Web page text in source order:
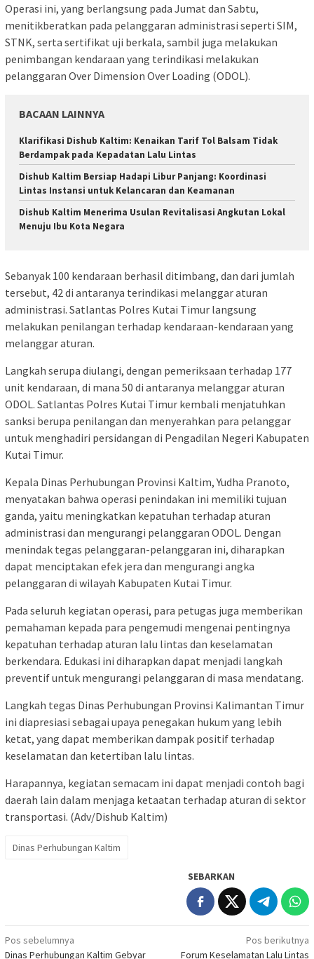
Operasi ini, yang berlangsung pada Jumat dan Sabtu,
menitikberatkan pada pelanggaran administrasi seperti SIM,
STNK, serta sertifikat uji berkala, sambil juga melakukan
penimbangan kendaraan yang terindikasi melakukan
pelanggaran Over Dimension Over Loading (ODOL).
BACAAN LAINNYA
Klarifikasi Dishub Kaltim: Kenaikan Tarif Tol Balsam Tidak
Berdampak pada Kepadatan Lalu Lintas
Dishub Kaltim Bersiap Hadapi Libur Panjang: Koordinasi
Lintas Instansi untuk Kelancaran dan Keamanan
Dishub Kaltim Menerima Usulan Revitalisasi Angkutan Lokal
Menuju Ibu Kota Negara
Sebanyak 100 kendaraan berhasil ditimbang, dan dari jumlah
tersebut, 42 di antaranya terindikasi melanggar aturan
administrasi. Satlantas Polres Kutai Timur langsung
melakukan penilangan terhadap kendaraan-kendaraan yang
melanggar aturan.
Langkah serupa diulangi, dengan pemeriksaan terhadap 177
unit kendaraan, di mana 50 di antaranya melanggar aturan
ODOL. Satlantas Polres Kutai Timur kembali menjatuhkan
sanksi berupa penilangan dan menyerahkan para pelanggar
untuk menghadiri persidangan di Pengadilan Negeri Kabupaten
Kutai Timur.
Kepala Dinas Perhubungan Provinsi Kaltim, Yudha Pranoto,
menyatakan bahwa operasi penindakan ini memiliki tujuan
ganda, yaitu meningkatkan kepatuhan terhadap aturan
administrasi dan mengurangi pelanggaran ODOL. Dengan
menindak tegas pelanggaran-pelanggaran ini, diharapkan
dapat menciptakan efek jera dan mengurangi angka
pelanggaran di wilayah Kabupaten Kutai Timur.
Pada seluruh kegiatan operasi, para petugas juga memberikan
pemahaman kepada para pengemudi mengenai pentingnya
kepatuhan terhadap aturan lalu lintas dan keselamatan
berkendara. Edukasi ini diharapkan dapat menjadi langkah
preventif untuk mengurangi pelanggaran di masa mendatang.
Langkah tegas Dinas Perhubungan Provinsi Kalimantan Timur
ini diapresiasi sebagai upaya penegakan hukum yang lebih
ketat, yang dapat memberikan dampak positif terhadap
keselamatan dan ketertiban lalu lintas.
Harapannya, kegiatan semacam ini dapat menjadi contoh bagi
daerah lain dalam menjaga ketaatan terhadap aturan di sektor
transportasi. (Adv/Dishub Kaltim)
Dinas Perhubungan Kaltim
SEBARKAN
Navigasi
Pos sebelumnya
Dinas Perhubungan Kaltim Gebyar
Pos berikutnya
Forum Keselamatan Lalu Lintas